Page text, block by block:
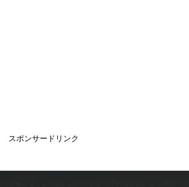
スポンサードリンク